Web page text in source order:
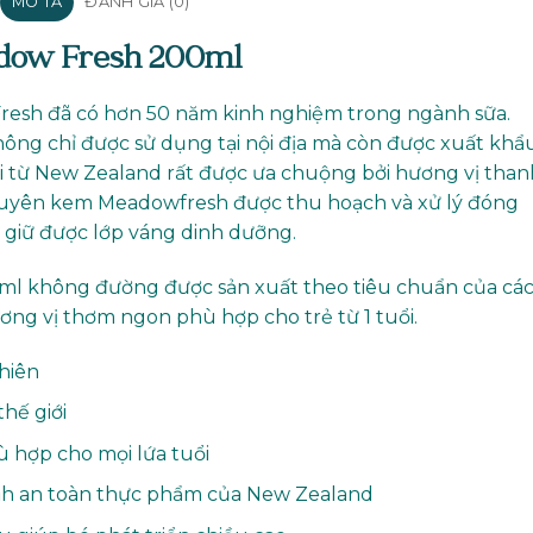
Fresh 200ml
đã có hơn 50 năm kinh nghiệm trong ngành sữa.
chỉ được sử dụng tại nội địa mà còn được xuất
từ New Zealand rất được ưa chuộng bởi hương vị
kem Meadowfresh được thu hoạch và xử lý đóng
được lớp váng dinh dưỡng.
không đường được sản xuất theo tiêu chuẩn của các
vị thơm ngon phù hợp cho trẻ từ 1 tuổi.
giới
hợp cho mọi lứa tuổi
an toàn thực phẩm của New Zealand